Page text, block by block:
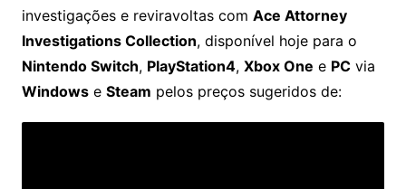
investigações e reviravoltas com Ace Attorney
Investigations Collection, disponível hoje para o
Nintendo Switch, PlayStation4, Xbox One e PCvia
Windowse Steam pelos preços sugeridos de: